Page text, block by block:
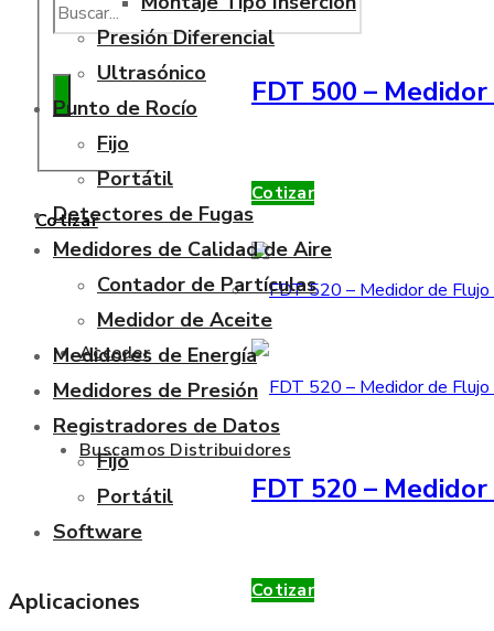
Cotizar
Acceder
Buscamos Distribuidores
FDT 500 –
Cotizar
FDT 520 –
Cotizar
Presión Diferencial
Ultrasónico
Punto de Rocío
Fijo
Portátil
Detectores de Fugas
Medidores de Calidad de Aire
Contador de Partículas
Medidor de Aceite
Medidores de Energía
Medidores de Presión
Registradores de Datos
Fijo
Portátil
Software
Aplicaciones